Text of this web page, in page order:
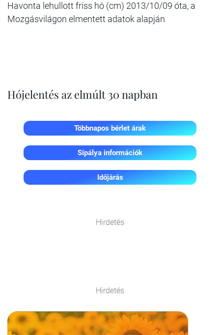
Havonta lehullott friss hó (cm) 2013/10/09 óta, a
Mozgásvilágon elmentett adatok alapján
Hójelentés az elmúlt 30 napban
Többnapos bérlet árak
Sípálya információk
Időjárás
Hirdetés
Hirdetés